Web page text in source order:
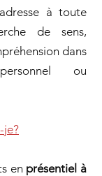
à toute
de sens,
dans
ou
je?
en présentiel à